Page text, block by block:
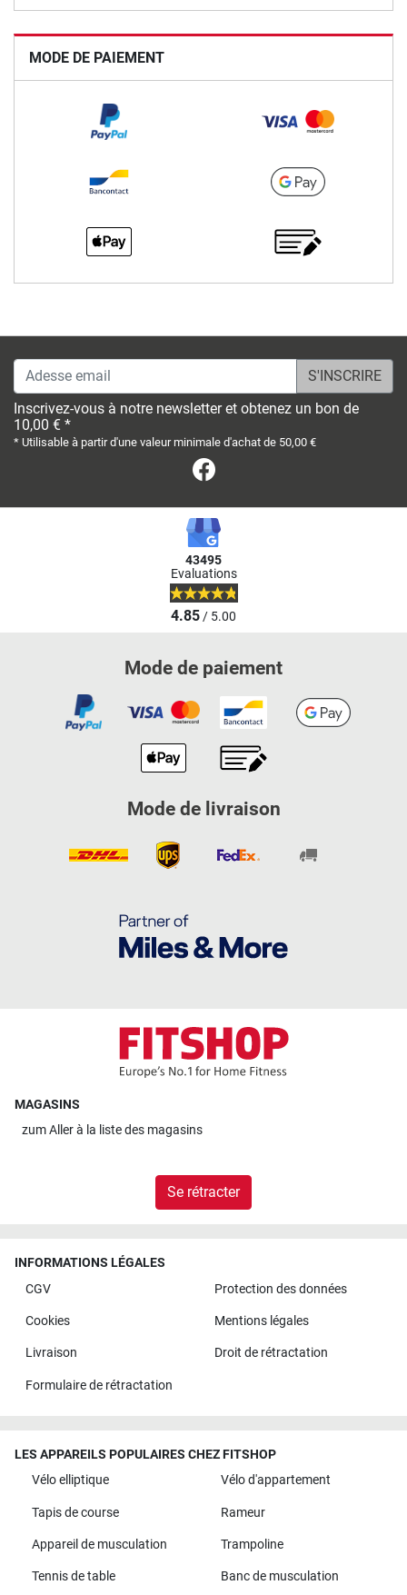
MODE DE PAIEMENT
Adesse email
Inscrivez-vous à notre newsletter et obtenez un bon de
10,00 € *
* Utilisable à partir d'une valeur minimale d'achat de 50,00 €
43495
Evaluations
4.85/ 5.00
Mode de paiement
Mode de livraison
MAGASINS
zumAller à la liste des magasins
Se rétracter
INFORMATIONS LÉGALES
CGV
Protection des données
Cookies Mentions légales
Livraison Droit de rétractation
Formulaire de rétractation
LES APPAREILS POPULAIRES CHEZ FITSHOP
Vélo elliptique
Vélo d'appartement
Tapis de course Rameur
Appareil de musculation Trampoline
Tennis de table Banc de musculation